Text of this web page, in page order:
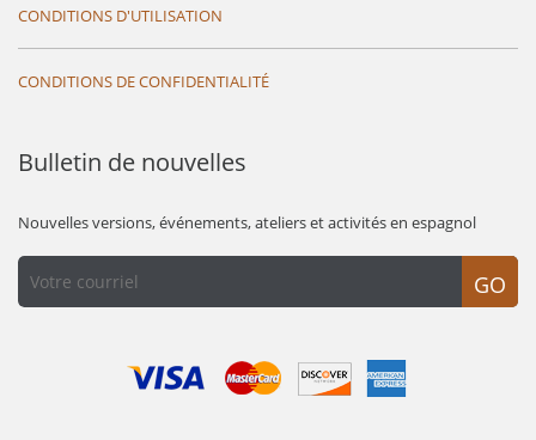
CONDITIONS D'UTILISATION
CONDITIONS DE CONFIDENTIALITÉ
Bulletin de nouvelles
Nouvelles versions, événements, ateliers et activités en espagnol
GO